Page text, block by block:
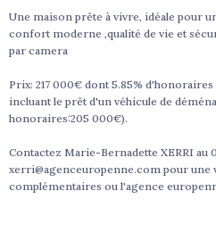
Une maison prête à vivre, idéale pour
confort moderne ,qualité de vie et
par camera
Prix: 217 000€ dont 5.85%
incluant le prêt d'un véhicule de
honoraires:205 000€).
Contactez Marie-Bernadette XERRI au
xerri@agenceuropenne.com pour
complémentaires ou l'agence